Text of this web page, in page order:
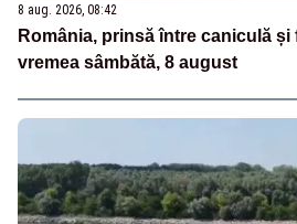
8 aug. 2026, 08:42
România, prinsă între caniculă
vremea sâmbătă, 8 august